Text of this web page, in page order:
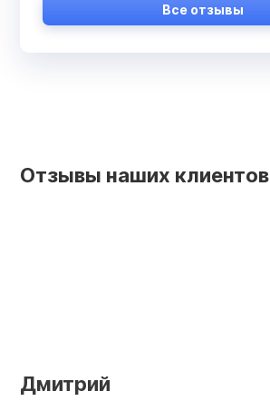
Все отзывы
Отзывы наших клиентов
Дмитрий